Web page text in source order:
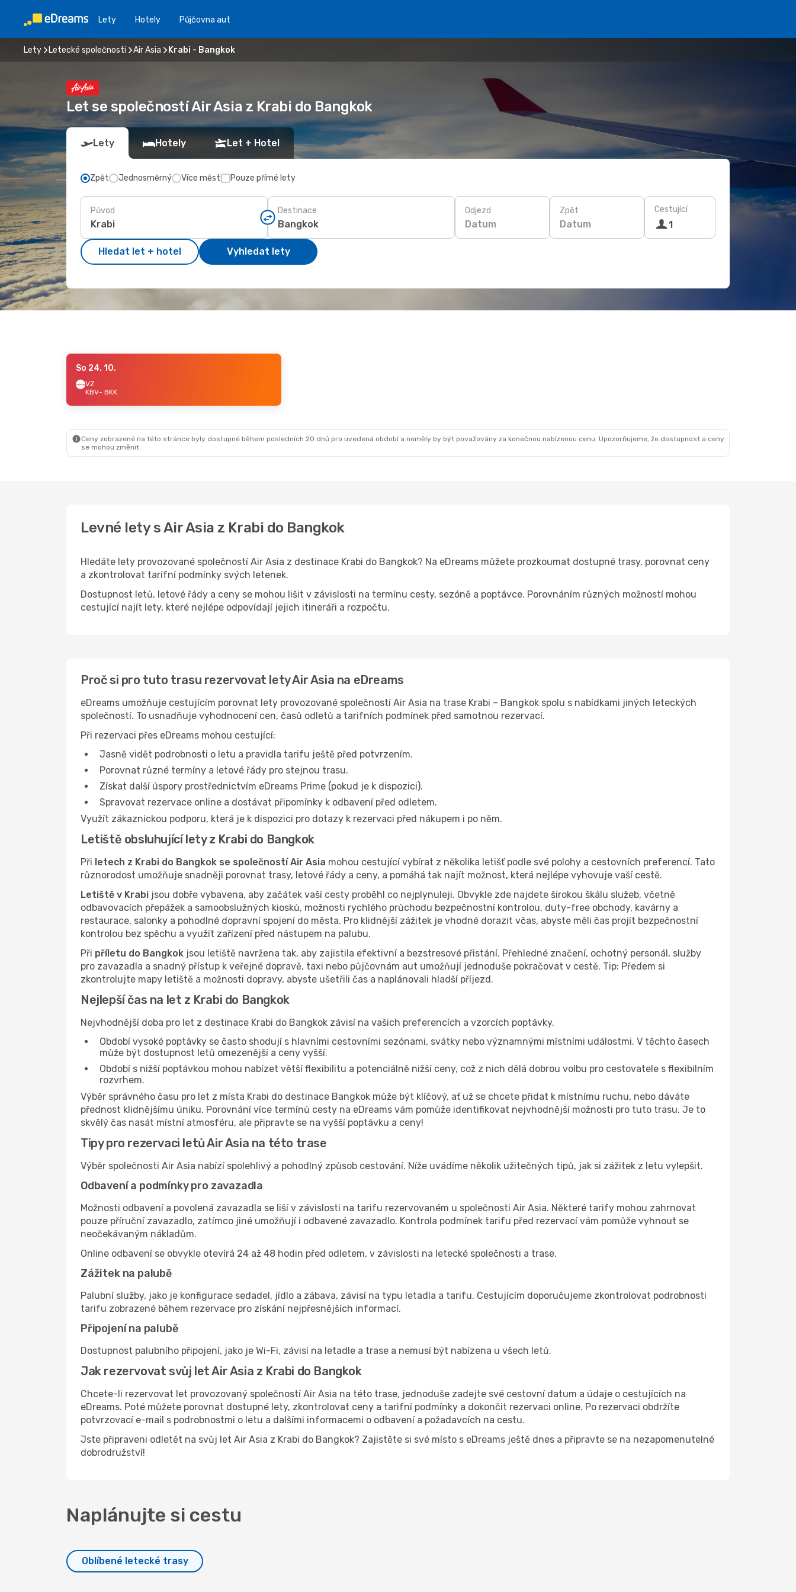
Lety Hotely Půjčovna aut
Lety Letecké společnosti Air Asia Krabi - Bangkok
Let se společností Air Asia z Krabi do Bangkok
Lety Hotely Let + Hotel
Zpět Jednosměrný Více měst Pouze přímé lety
Původ Destinace Odjezd
Datum
Zpět
Datum
Cestující
1
Hledat let + hotel Vyhledat lety
So 24. 10.
VZ
KBV- BKK
Ceny zobrazené na této stránce byly dostupné během posledních 20 dnů pro uvedená období a neměly by být považovány za konečnou nabízenou cenu. Upozorňujeme, že dostupnost a ceny
se mohou změnit.
Levné lety s Air Asia z Krabi do Bangkok
Hledáte lety provozované společností Air Asia z destinace Krabi do Bangkok? Na eDreams můžete prozkoumat dostupné trasy, porovnat ceny
a zkontrolovat tarifní podmínky svých letenek.
Dostupnost letů, letové řády a ceny se mohou lišit v závislosti na termínu cesty, sezóně a poptávce. Porovnáním různých možností mohou
cestující najít lety, které nejlépe odpovídají jejich itineráři a rozpočtu.
Proč si pro tuto trasu rezervovat lety Air Asia na eDreams
eDreams umožňuje cestujícím porovnat lety provozované společností Air Asia na trase Krabi – Bangkok spolu s nabídkami jiných leteckých
společností. To usnadňuje vyhodnocení cen, časů odletů a tarifních podmínek před samotnou rezervací.
Při rezervaci přes eDreams mohou cestující:
Jasně vidět podrobnosti o letu a pravidla tarifu ještě před potvrzením.
Porovnat různé termíny a letové řády pro stejnou trasu.
Získat další úspory prostřednictvím eDreams Prime (pokud je k dispozici).
Spravovat rezervace online a dostávat připomínky k odbavení před odletem.
Využít zákaznickou podporu, která je k dispozici pro dotazy k rezervaci před nákupem i po něm.
Letiště obsluhující lety z Krabi do Bangkok
Při letech z Krabi do Bangkok se společností Air Asia mohou cestující vybírat z několika letišť podle své polohy a cestovních preferencí. Tato
různorodost umožňuje snadněji porovnat trasy, letové řády a ceny, a pomáhá tak najít možnost, která nejlépe vyhovuje vaší cestě.
Letiště v Krabi jsou dobře vybavena, aby začátek vaší cesty proběhl co nejplynuleji. Obvykle zde najdete širokou škálu služeb, včetně
odbavovacích přepážek a samoobslužných kiosků, možnosti rychlého průchodu bezpečnostní kontrolou, duty-free obchody, kavárny a
restaurace, salonky a pohodlné dopravní spojení do města. Pro klidnější zážitek je vhodné dorazit včas, abyste měli čas projít bezpečnostní
kontrolou bez spěchu a využít zařízení před nástupem na palubu.
Při příletu do Bangkok jsou letiště navržena tak, aby zajistila efektivní a bezstresové přistání. Přehledné značení, ochotný personál, služby
pro zavazadla a snadný přístup k veřejné dopravě, taxi nebo půjčovnám aut umožňují jednoduše pokračovat v cestě. Tip: Předem si
zkontrolujte mapy letiště a možnosti dopravy, abyste ušetřili čas a naplánovali hladší příjezd.
Nejlepší čas na let z Krabi do Bangkok
Nejvhodnější doba pro let z destinace Krabi do Bangkok závisí na vašich preferencích a vzorcích poptávky.
Období vysoké poptávky se často shodují s hlavními cestovními sezónami, svátky nebo významnými místními událostmi. V těchto časech
může být dostupnost letů omezenější a ceny vyšší.
Období s nižší poptávkou mohou nabízet větší flexibilitu a potenciálně nižší ceny, což z nich dělá dobrou volbu pro cestovatele s flexibilním
rozvrhem.
Výběr správného času pro let z místa Krabi do destinace Bangkok může být klíčový, ať už se chcete přidat k místnímu ruchu, nebo dáváte
přednost klidnějšímu úniku. Porovnání více termínů cesty na eDreams vám pomůže identifikovat nejvhodnější možnosti pro tuto trasu. Je to
skvělý čas nasát místní atmosféru, ale připravte se na vyšší poptávku a ceny!
Tipy pro rezervaci letů Air Asia na této trase
Výběr společnosti Air Asia nabízí spolehlivý a pohodlný způsob cestování. Níže uvádíme několik užitečných tipů, jak si zážitek z letu vylepšit.
Odbavení a podmínky pro zavazadla
Možnosti odbavení a povolená zavazadla se liší v závislosti na tarifu rezervovaném u společnosti Air Asia. Některé tarify mohou zahrnovat
pouze příruční zavazadlo, zatímco jiné umožňují i odbavené zavazadlo. Kontrola podmínek tarifu před rezervací vám pomůže vyhnout se
neočekávaným nákladům.
Online odbavení se obvykle otevírá 24 až 48 hodin před odletem, v závislosti na letecké společnosti a trase.
Zážitek na palubě
Palubní služby, jako je konfigurace sedadel, jídlo a zábava, závisí na typu letadla a tarifu. Cestujícím doporučujeme zkontrolovat podrobnosti
tarifu zobrazené během rezervace pro získání nejpřesnějších informací.
Připojení na palubě
Dostupnost palubního připojení, jako je Wi-Fi, závisí na letadle a trase a nemusí být nabízena u všech letů.
Jak rezervovat svůj let Air Asia z Krabi do Bangkok
Chcete-li rezervovat let provozovaný společností Air Asia na této trase, jednoduše zadejte své cestovní datum a údaje o cestujících na
eDreams. Poté můžete porovnat dostupné lety, zkontrolovat ceny a tarifní podmínky a dokončit rezervaci online. Po rezervaci obdržíte
potvrzovací e-mail s podrobnostmi o letu a dalšími informacemi o odbavení a požadavcích na cestu.
Jste připraveni odletět na svůj let Air Asia z Krabi do Bangkok? Zajistěte si své místo s eDreams ještě dnes a připravte se na nezapomenutelné
dobrodružství!
Naplánujte si cestu
Oblíbené letecké trasy